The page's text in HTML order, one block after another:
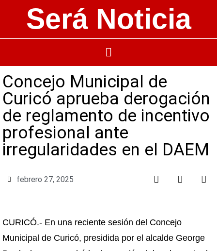
Será Noticia
Concejo Municipal de
Curicó aprueba derogación
de reglamento de incentivo
profesional ante
irregularidades en el DAEM
febrero 27, 2025
CURICÓ.- En una reciente sesión del Concejo
Municipal de Curicó, presidida por el alcalde George